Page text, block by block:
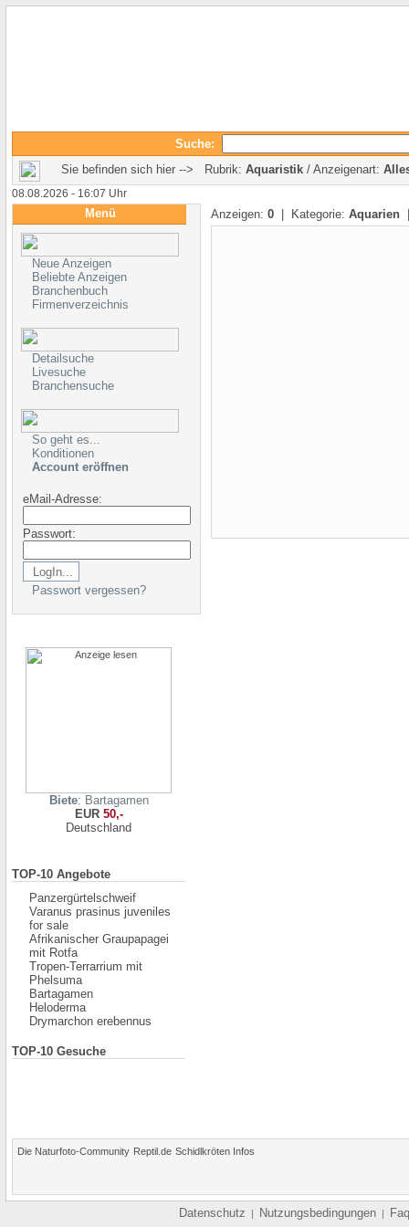
Suche:
Sie befinden sich hier --> Rubrik: Aquaristik / Anzeigenart:
08.08.2026 - 16:07 Uhr
Menü
Neue Anzeigen
Beliebte Anzeigen
Branchenbuch
Firmenverzeichnis
Detailsuche
Livesuche
Branchensuche
So geht es...
Konditionen
Account eröffnen
eMail-Adresse:
Passwort:
Passwort vergessen?
Biete: Bartagamen
EUR50,-
Deutschland
TOP-10 Angebote
Panzergürtelschweif
Varanus prasinus juveniles
for sale
Afrikanischer Graupapagei
mit Rotfa
Tropen-Terrarrium mit
Phelsuma
Bartagamen
Heloderma
Drymarchon erebennus
TOP-10 Gesuche
Anzeigen: 0 | Kategorie: Aquarien
Die Naturfoto-Community Reptil.de Schidlkröten Infos
Datenschutz | Nutzungsbedingungen | Faq